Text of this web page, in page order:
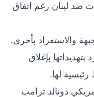
ضد لبنان رغم اتفاق
والاستفراد بأخرى.
بإغلاق
لها.
دونالد ترامب